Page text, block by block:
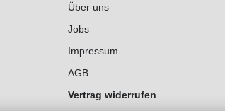
Über uns
Jobs
Impressum
AGB
Vertrag widerrufen